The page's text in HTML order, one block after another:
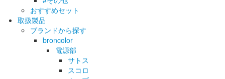
おすすめセット
取扱製品
ブランドから探す
broncolor
電源部
サトス
スコロ